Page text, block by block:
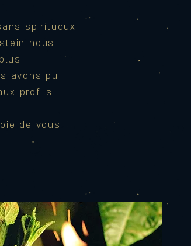
spiritueux.
nous
avons pu
profils
de vous